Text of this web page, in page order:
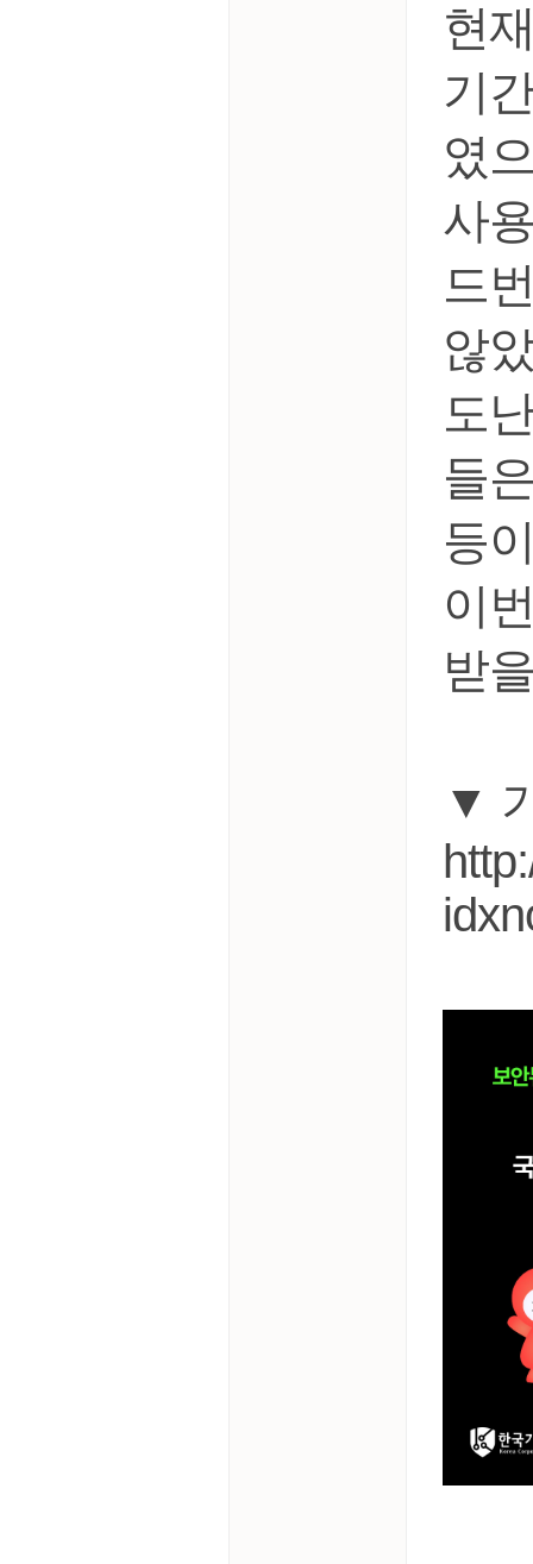
현
기
였
사
드
않
도
들
등
이
받
▼